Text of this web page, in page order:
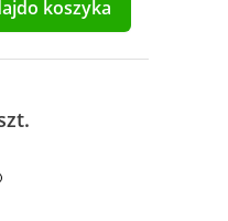
do koszyka